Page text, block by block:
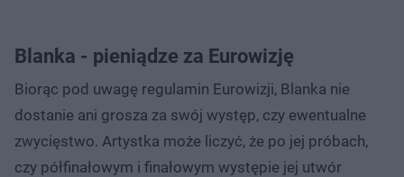
Blanka - pieniądze za Eurowizję
Biorąc pod uwagę regulamin Eurowizji, Blanka nie
dostanie ani grosza za swój występ, czy ewentualne
zwycięstwo. Artystka może liczyć, że po jej próbach,
czy półfinałowym i finałowym występie jej utwór